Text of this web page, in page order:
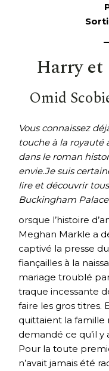
Harry
Omid
Vous connaissez
touche à la royauté
dans le roman
envie.Je suis
lire et découvrir
Buckingham
orsque l’histoire
Meghan Markle a
captivé la presse
fiançailles à la
mariage troublé
traque incessante
faire les gros titres.
quittaient la famille
demandé ce qu’il
Pour la toute
n’avait jamais été